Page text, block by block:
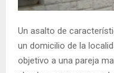
Un asalto de
un domicilio de la
objetivo a una pareja